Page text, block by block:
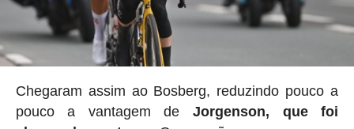
Chegaram assim ao Bosberg, reduzindo pouco a
pouco a vantagem deJorgenson, que foi